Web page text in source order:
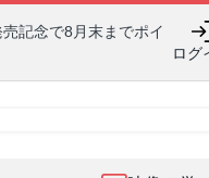
記念で8月末までポイ
ログ